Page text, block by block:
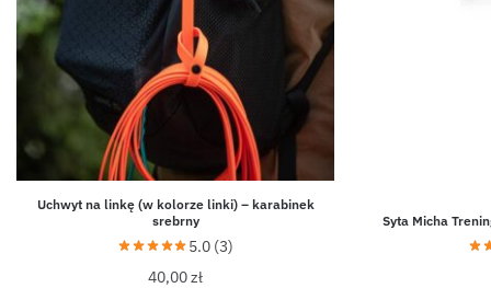
Uchwyt na linkę (w kolorze linki) – karabinek
srebrny
5.0 (3)
40,00zł
Syta Micha